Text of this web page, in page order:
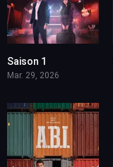
Saison 1
Mar. 29, 2026